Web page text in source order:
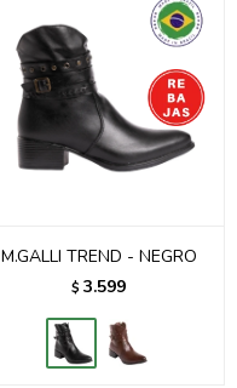
M.GALLI TREND - NEGRO
$ 3.599